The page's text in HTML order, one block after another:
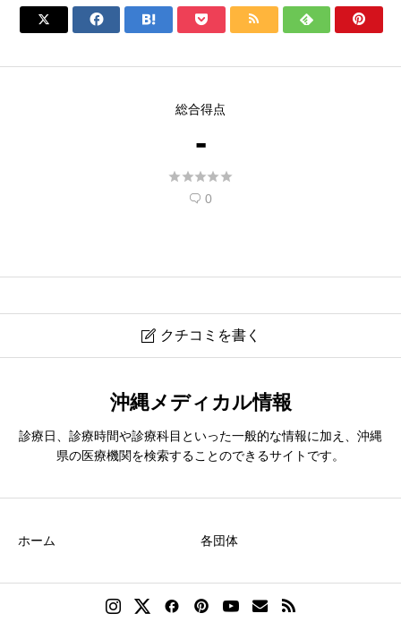
      
総合得点
-

 0
 クチコミを書く
ニックネーム 必須
クチコミのタイトル 必須
沖縄メディカル情報
診療日、診療時間や診療科目といった一般的な情報に加え、沖縄
県の医療機関を検索することのできるサイトです。
ホーム 各団体